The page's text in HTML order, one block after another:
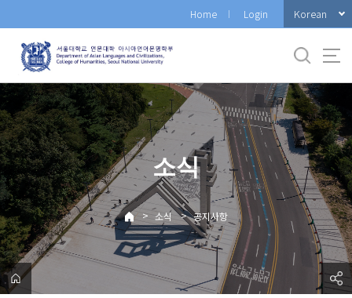
로
메
뉴
Home Login Korean
소식
> 소식 > 공지사항